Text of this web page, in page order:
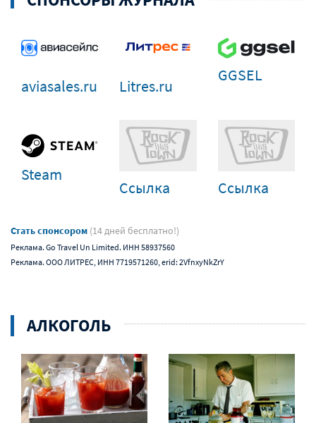
aviasales.ru Litres.ru
GGSEL
Steam
Ссылка Ссылка
Стать спонсором (14 дней бесплатно!)
Реклама. Go Travel Un Limited. ИНН 58937560
Реклама. ООО ЛИТРЕС, ИНН 7719571260, erid: 2VfnxyNkZrY
АЛКОГОЛЬ